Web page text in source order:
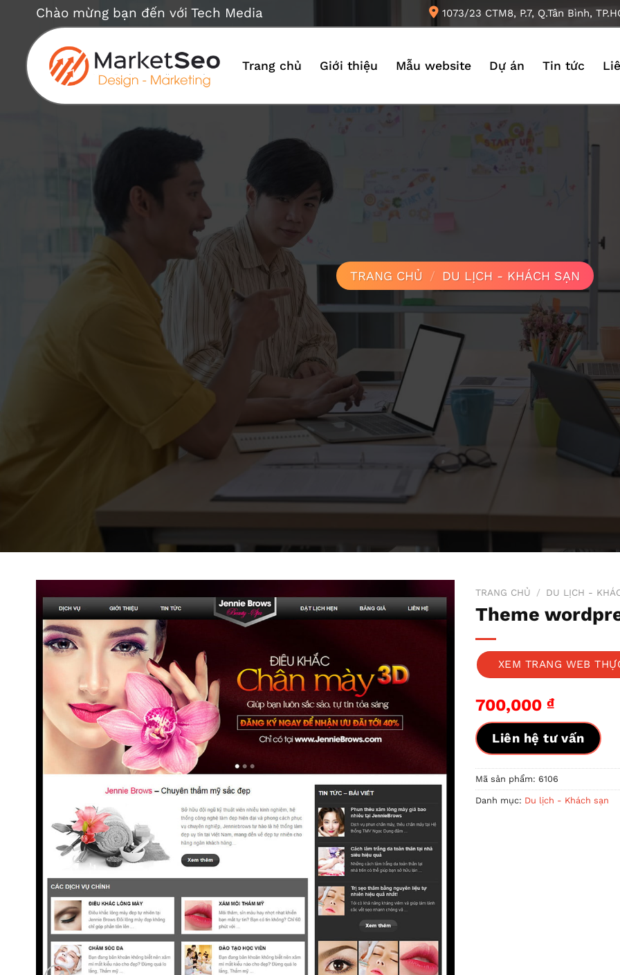
dung
Chào mừng bạn đến với Tech Media 1073/23 CTM8, P.7, Q.Tân Bình,
Trang chủ Giới thiệu Mẫu website Dự án Tin tức
TRANG CHỦ / DU LỊCH - KHÁCH SẠN
TRANG CHỦ / DU LỊCH -
Theme
XEM TRANG WEB
700,000 ₫
Liên hệ tư vấn
Mã sản phẩm: 6106
Danh mục: Du lịch - Khách sạn